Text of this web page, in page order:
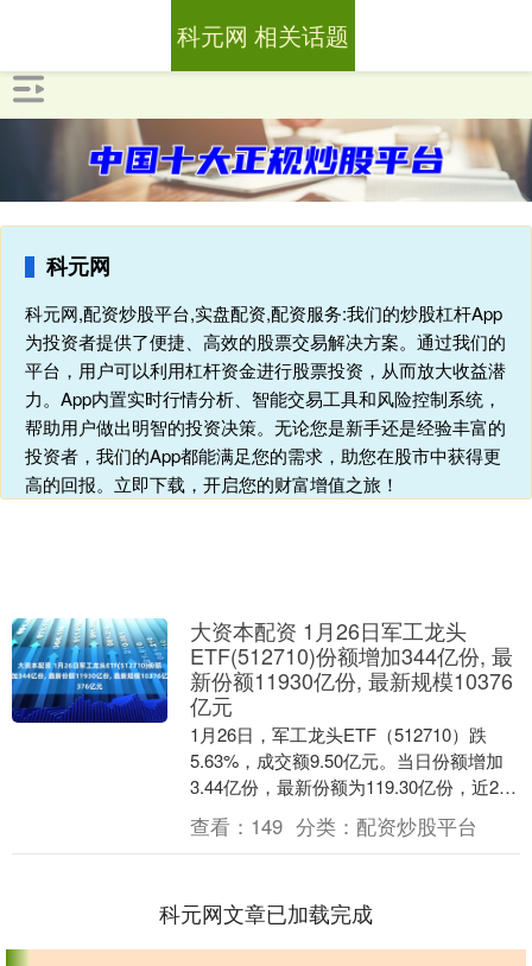
科元网
科元网,配资炒股平台,实盘配资,配资服务:我们的炒股杠杆App
为投资者提供了便捷、高效的股票交易解决方案。通过我们的
平台，用户可以利用杠杆资金进行股票投资，从而放大收益潜
力。App内置实时行情分析、智能交易工具和风险控制系统，
帮助用户做出明智的投资决策。无论您是新手还是经验丰富的
投资者，我们的App都能满足您的需求，助您在股市中获得更
高的回报。立即下载，开启您的财富增值之旅！
科元网 相关话题
大资本配资 1月26日军工龙头
ETF(512710)份额增加344亿份, 最
新份额11930亿份, 最新规模10376
亿元
1月26日，军工龙头ETF（512710）跌
5.63%，成交额9.50亿元。当日份额增加
3.44亿份，最新份额为119.30亿份，近20
个交易日份额减少25.5....
查看： 149 分类： 配资炒股平台
科元网文章已加载完成